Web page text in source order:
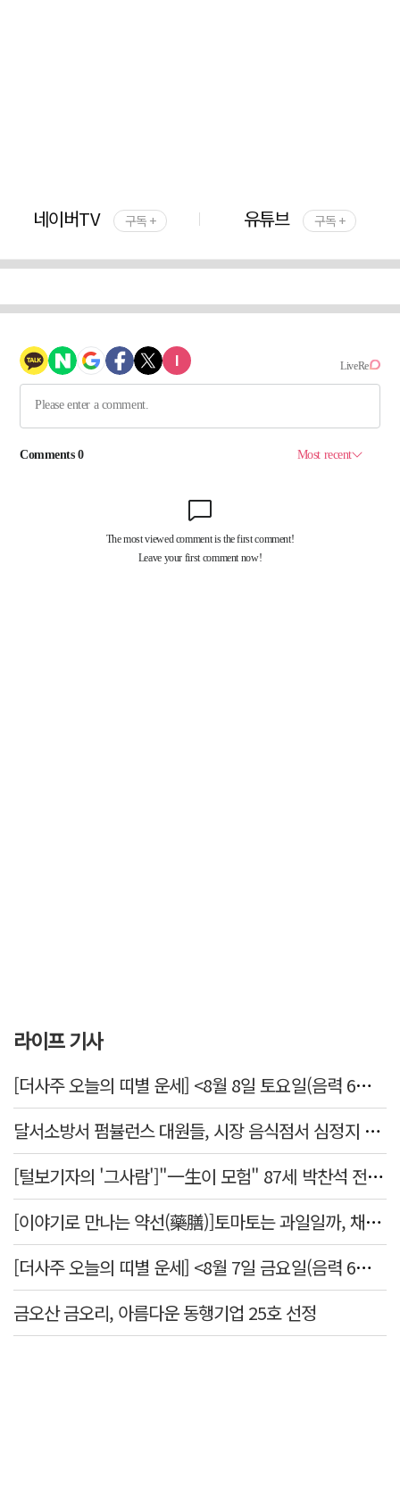
네이버TV 구독 + 유튜브 구독 +
라이프 기사
[더사주 오늘의 띠별 운세] <8월 8일 토요일(음력 6월26일)>
달서소방서 펌뷸런스 대원들, 시장 음식점서 심정지 환자 생명 살려
[털보기자의 '그사람']"一生이 모험" 87세 박찬석 전 경북대 총장
[이야기로 만나는 약선(藥膳)]토마토는 과일일까, 채소일까
[더사주 오늘의 띠별 운세] <8월 7일 금요일(음력 6월25일)>
금오산 금오리, 아름다운 동행기업 25호 선정